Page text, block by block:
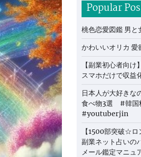
Popular
桃色恋愛図鑑 男と
かわいいオリカ 愛
【副業初心者向
スマホだけで収益
日本人が大好きな
食べ物3選 #韓国
#youtuberjin
【1500部突破☆
副業ネット占いの
メール鑑定マニュ